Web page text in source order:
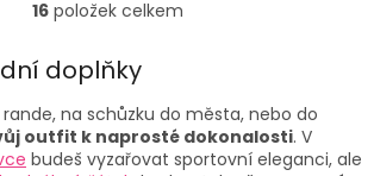
O
l
d
a
c
16položek celkem
doplňky
na schůzku do města, nebo do
outfit k naprosté dokonalosti. V
budeš vyzařovat sportovní eleganci, ale